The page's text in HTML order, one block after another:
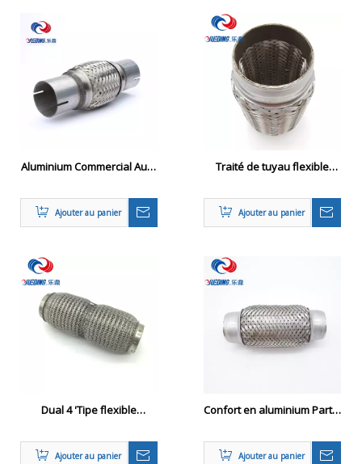
Aluminium Commercial Auto
Ajouter au panier
Traité de tuyau flexible
auto tressée 2.5 '
Ajouter au panier
Dual 4 'Tipe flexible
automatique
Ajouter au panier
Confort en aluminium Partie
d'échappement Flexible
Pipe
Ajouter au panier